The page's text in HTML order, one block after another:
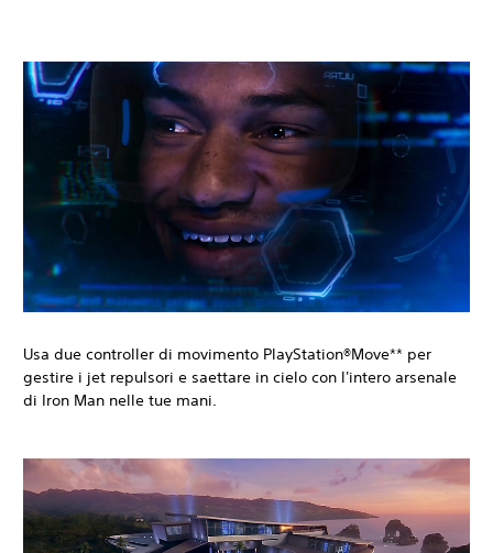
Usa due controller di movimento PlayStation®Move** per
gestire i jet repulsori e saettare in cielo con l'intero arsenale
di Iron Man nelle tue mani.